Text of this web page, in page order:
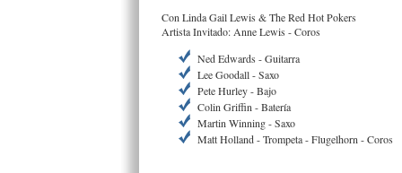
Con Linda Gail Lewis & The Red Hot Pokers
Artista Invitado: Anne Lewis - Coros
Ned Edwards - Guitarra
Lee Goodall - Saxo
Pete Hurley - Bajo
Colin Griffin - Batería
Martin Winning - Saxo
Matt Holland - Trompeta - Flugelhorn - Coros